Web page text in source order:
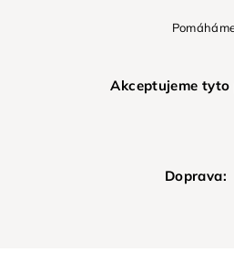
Akceptujeme tyto
Doprava: